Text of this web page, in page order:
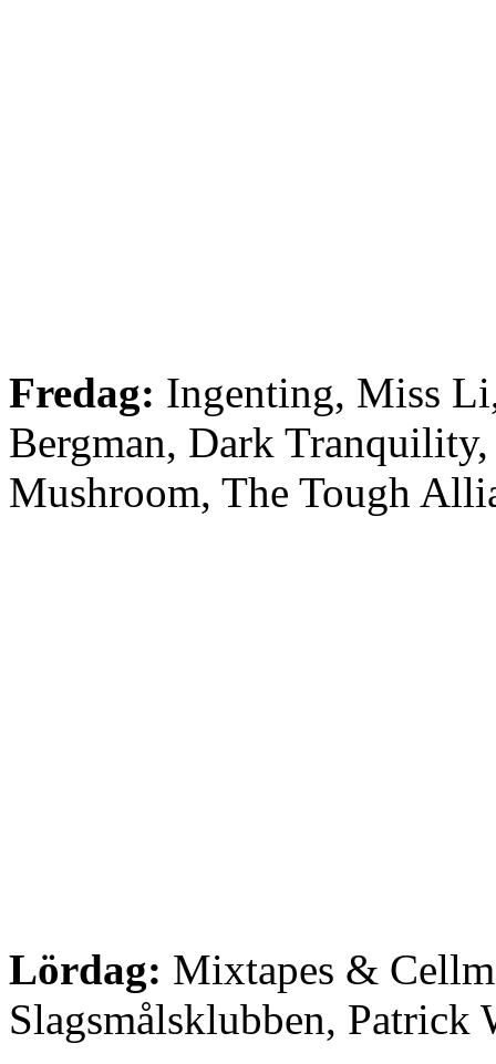
Fredag: Ingenting, Miss
Bergman, Dark
Mushroom, The Tough
Lördag: Mixtapes &
Slagsmålsklubben,